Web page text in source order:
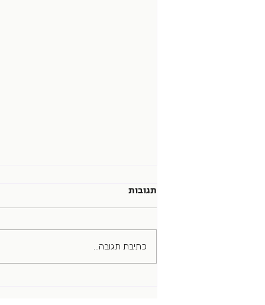
תגובות
כתיבת תגובה...